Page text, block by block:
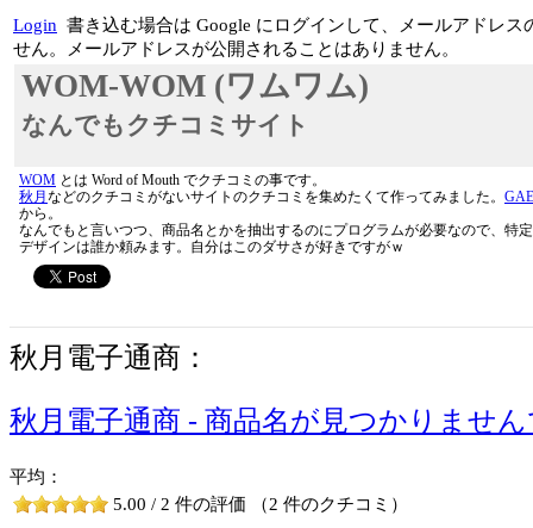
Login 書き込む場合は Google にログインして、メールアドレ
せん。メールアドレスが公開されることはありません。
WOM-WOM (ワムワム)
なんでもクチコミサイト
WOM とは Word of Mouth でクチコミの事です。
秋月 などのクチコミがないサイトのクチコミを集めたくて作ってみました。 GAE
から。
なんでもと言いつつ、商品名とかを抽出するのにプログラムが必要なので、特
デザインは誰か頼みます。自分はこのダサさが好きですがｗ
秋月電子通商：
秋月電子通商 - 商品名が見つかりませ
平均：
5.00 / 2 件の評価 （2 件のクチコミ）